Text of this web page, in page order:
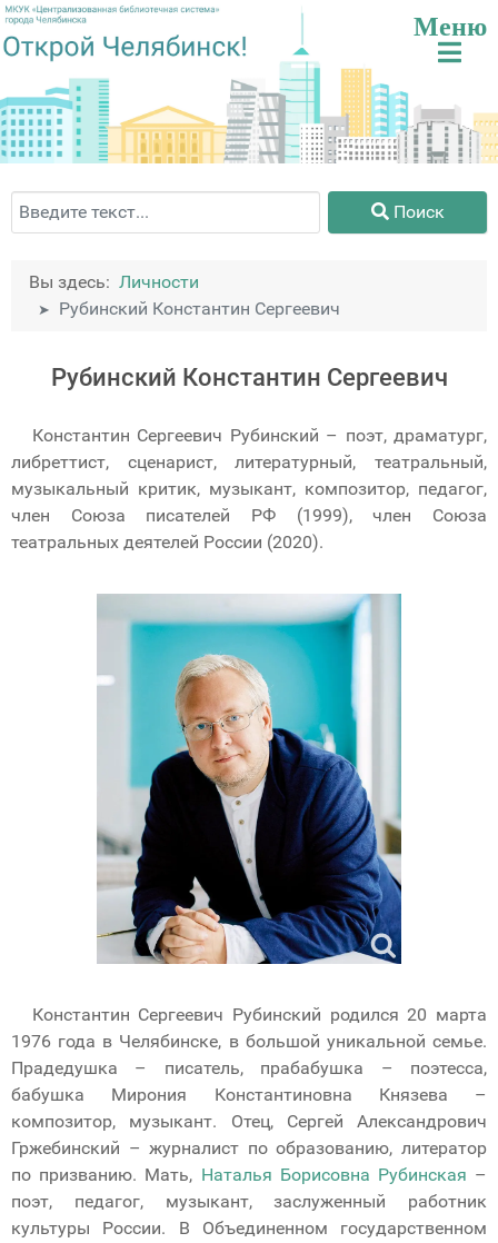
Поиск Поиск
Вы здесь: Личности
Рубинский Константин Сергеевич
Рубинский Константин Сергеевич
Константин Сергеевич Рубинский – поэт, драматург,
либреттист, сценарист, литературный, театральный,
музыкальный критик, музыкант, композитор, педагог,
член Союза писателей РФ (1999), член Союза
театральных деятелей России (2020).
Константин Сергеевич Рубинский родился 20 марта
1976 года в Челябинске, в большой уникальной семье.
Прадедушка – писатель, прабабушка – поэтесса,
бабушка Мирония Константиновна Князева –
композитор, музыкант. Отец, Сергей Александрович
Гржебинский – журналист по образованию, литератор
по призванию. Мать, Наталья Борисовна Рубинская –
поэт, педагог, музыкант, заслуженный работник
культуры России. В Объединенном государственном